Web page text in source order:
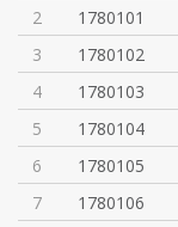
2
1780101
3
1780102
4
1780103
5
1780104
6
1780105
7
1780106